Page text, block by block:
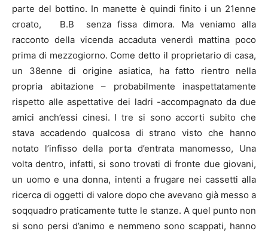
parte del bottino. In manette è quindi finito i un 21enne
croato, B.B senza fissa dimora. Ma veniamo alla
racconto della vicenda accaduta venerdì mattina poco
prima di mezzogiorno. Come detto il proprietario di casa,
un 38enne di origine asiatica, ha fatto rientro nella
propria abitazione – probabilmente inaspettatamente
rispetto alle aspettative dei ladri -accompagnato da due
amici anch’essi cinesi. I tre si sono accorti subito che
stava accadendo qualcosa di strano visto che hanno
notato l’infisso della porta d’entrata manomesso, Una
volta dentro, infatti, si sono trovati di fronte due giovani,
un uomo e una donna, intenti a frugare nei cassetti alla
ricerca di oggetti di valore dopo che avevano già messo a
soqquadro praticamente tutte le stanze. A quel punto non
si sono persi d’animo e nemmeno sono scappati, hanno